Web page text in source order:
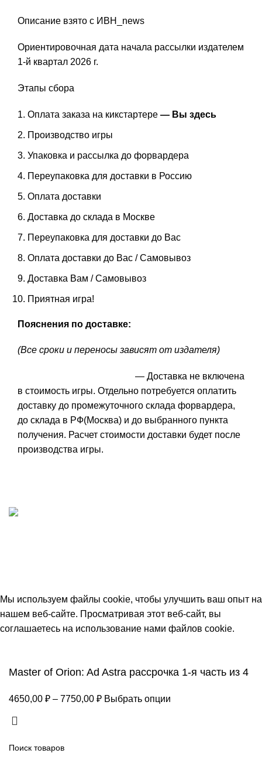
Описание взято с ИВН_news
Ориентировочная дата начала рассылки издателем
1-й квартал 2026 г.
Этапы сбора
Оплата заказа на кикстартере — Вы здесь
Производство игры
Упаковка и рассылка до форвардера
Переупаковка для доставки в Россию
Оплата доставки
Доставка до склада в Москве
Переупаковка для доставки до Вас
Оплата доставки до Вас / Самовывоз
Доставка Вам / Самовывоз
Приятная игра!
Пояснения по доставке:
(Все сроки и переносы зависят от издателя)
— Доставка не включена
в стоимость игры. Отдельно потребуется оплатить
доставку до промежуточного склада форвардера,
до склада в РФ(Москва) и до выбранного пункта
получения. Расчет стоимости доставки будет после
производства игры.
Мы используем файлы cookie, чтобы улучшить ваш опыт на
нашем веб-сайте. Просматривая этот веб-сайт, вы
соглашаетесь на использование нами файлов cookie.
Master of Orion: Ad Astra рассрочка 1-я часть из 4
4650,00 ₽ – 7750,00 ₽ Выбрать опции